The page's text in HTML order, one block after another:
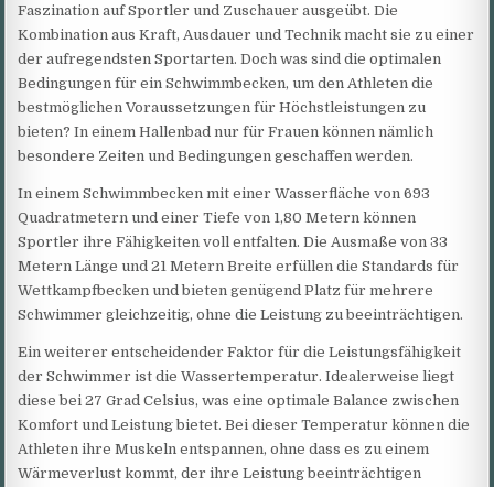
Faszination auf Sportler und Zuschauer ausgeübt. Die
Kombination aus Kraft, Ausdauer und Technik macht sie zu einer
der aufregendsten Sportarten. Doch was sind die optimalen
Bedingungen für ein Schwimmbecken, um den Athleten die
bestmöglichen Voraussetzungen für Höchstleistungen zu
bieten? In einem Hallenbad nur für Frauen können nämlich
besondere Zeiten und Bedingungen geschaffen werden.
In einem Schwimmbecken mit einer Wasserfläche von 693
Quadratmetern und einer Tiefe von 1,80 Metern können
Sportler ihre Fähigkeiten voll entfalten. Die Ausmaße von 33
Metern Länge und 21 Metern Breite erfüllen die Standards für
Wettkampfbecken und bieten genügend Platz für mehrere
Schwimmer gleichzeitig, ohne die Leistung zu beeinträchtigen.
Ein weiterer entscheidender Faktor für die Leistungsfähigkeit
der Schwimmer ist die Wassertemperatur. Idealerweise liegt
diese bei 27 Grad Celsius, was eine optimale Balance zwischen
Komfort und Leistung bietet. Bei dieser Temperatur können die
Athleten ihre Muskeln entspannen, ohne dass es zu einem
Wärmeverlust kommt, der ihre Leistung beeinträchtigen